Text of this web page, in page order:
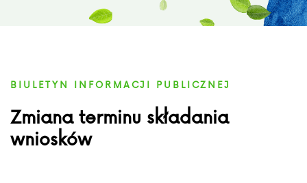
BIULETYN INFORMACJI PUBLICZNEJ
Zmiana terminu składania
wniosków